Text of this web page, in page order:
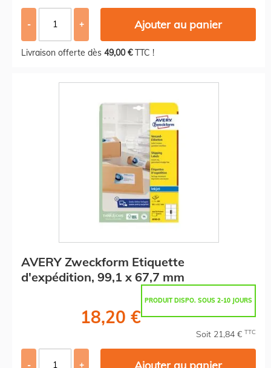
- + Ajouter au panier
Livraison offerte dès 49,00 €TTC !
AVERY Zweckform Etiquette
d'expédition, 99,1 x 67,7 mm
PRODUIT DISPO. SOUS 2-10 JOURS
18,20 €
Soit 21,84 € TTC
- + Ajouter au panier